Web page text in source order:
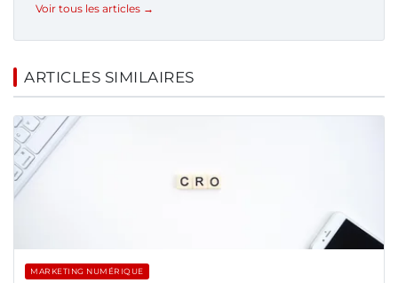
Voir tous les articles →
ARTICLES SIMILAIRES
MARKETING NUMÉRIQUE